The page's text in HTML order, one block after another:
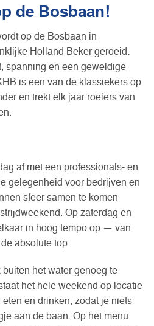
de Bosbaan!
op de Bosbaan in
Holland Beker geroeid:
spanning en een geweldige
is een van de klassiekers op
en trekt elk jaar roeiers van
af met een professionals- en
gelegenheid voor bedrijven en
sfeer samen te komen
Op zaterdag en
in hoog tempo op — van
absolute top.
het water genoeg te
het hele weekend op locatie
en drinken, zodat je niets
aan de baan. Op het menu